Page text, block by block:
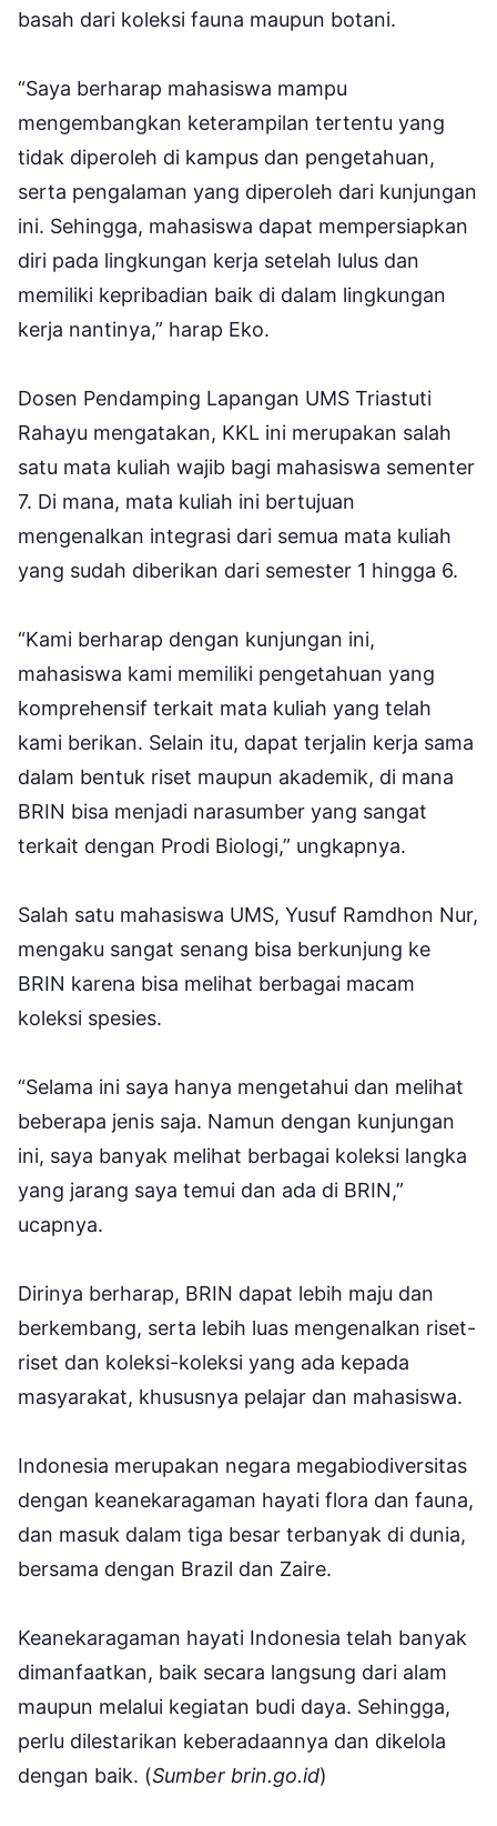
basah dari koleksi fauna maupun botani.
“Saya berharap mahasiswa mampu
mengembangkan keterampilan tertentu yang
tidak diperoleh di kampus dan pengetahuan,
serta pengalaman yang diperoleh dari kunjungan
ini. Sehingga, mahasiswa dapat mempersiapkan
diri pada lingkungan kerja setelah lulus dan
memiliki kepribadian baik di dalam lingkungan
kerja nantinya,” harap Eko.
Dosen Pendamping Lapangan UMS Triastuti
Rahayu mengatakan, KKL ini merupakan salah
satu mata kuliah wajib bagi mahasiswa sementer
7. Di mana, mata kuliah ini bertujuan
mengenalkan integrasi dari semua mata kuliah
yang sudah diberikan dari semester 1 hingga 6.
“Kami berharap dengan kunjungan ini,
mahasiswa kami memiliki pengetahuan yang
komprehensif terkait mata kuliah yang telah
kami berikan. Selain itu, dapat terjalin kerja sama
dalam bentuk riset maupun akademik, di mana
BRIN bisa menjadi narasumber yang sangat
terkait dengan Prodi Biologi,” ungkapnya.
Salah satu mahasiswa UMS, Yusuf Ramdhon Nur,
mengaku sangat senang bisa berkunjung ke
BRIN karena bisa melihat berbagai macam
koleksi spesies.
“Selama ini saya hanya mengetahui dan melihat
beberapa jenis saja. Namun dengan kunjungan
ini, saya banyak melihat berbagai koleksi langka
yang jarang saya temui dan ada di BRIN,”
ucapnya.
Dirinya berharap, BRIN dapat lebih maju dan
berkembang, serta lebih luas mengenalkan riset-
riset dan koleksi-koleksi yang ada kepada
masyarakat, khususnya pelajar dan mahasiswa.
Indonesia merupakan negara megabiodiversitas
dengan keanekaragaman hayati flora dan fauna,
dan masuk dalam tiga besar terbanyak di dunia,
bersama dengan Brazil dan Zaire.
Keanekaragaman hayati Indonesia telah banyak
dimanfaatkan, baik secara langsung dari alam
maupun melalui kegiatan budi daya. Sehingga,
perlu dilestarikan keberadaannya dan dikelola
dengan baik. (Sumber brin.go.id)